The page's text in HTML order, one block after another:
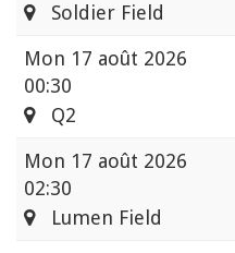
Soldier Field
Mon 17 août 2026
00:30
Q2
Mon 17 août 2026
02:30
Lumen Field